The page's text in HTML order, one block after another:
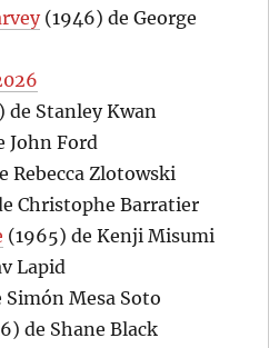
(1946) de George
de Stanley Kwan
John Ford
Rebecca Zlotowski
Christophe Barratier
(1965) de Kenji Misumi
Lapid
Simón Mesa Soto
de Shane Black